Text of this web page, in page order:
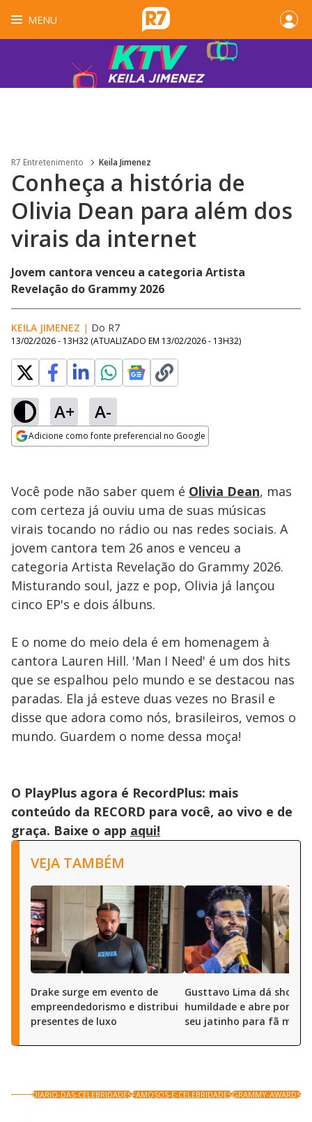
MENU
R7 Entretenimento Keila Jimenez
Conheça a história de
Olivia Dean para além dos
virais da internet
Jovem cantora venceu a categoria Artista
Revelação do Grammy 2026
KEILA JIMENEZ | Do R7
13/02/2026 - 13H32 (ATUALIZADO EM 13/02/2026 - 13H32)
A+ A-
Adicione como fonte preferencial no Google
Ativar
Loaded
23.25%
Você pode não saber quem é Olivia Dean, mas
com certeza já ouviu uma de suas músicas
virais tocando no rádio ou nas redes sociais. A
jovem cantora tem 26 anos e venceu a
categoria Artista Revelação do Grammy 2026.
Misturando soul, jazz e pop, Olivia já lançou
cinco EP's e dois álbuns.
E o nome do meio dela é em homenagem à
cantora Lauren Hill. 'Man I Need' é um dos hits
que se espalhou pelo mundo e se destacou nas
paradas. Ela já esteve duas vezes no Brasil e
disse que adora como nós, brasileiros, vemos o
mundo. Guardem o nome dessa moça!
O PlayPlus agora é RecordPlus: mais
conteúdo da RECORD para você, ao vivo e de
graça. Baixe o app aqui!
VEJA TAMBÉM
Drake surge em evento de
empreendedorismo e distribui
presentes de luxo
Gusttavo Lima dá show
humildade e abre portas
seu jatinho para fã mirim
DIARIO-DAS-CELEBRIDADESFAMOSOS-E-CELEBRIDADESGRAMMY-AWARDS